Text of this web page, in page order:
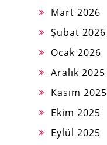
Mart 2026
Şubat 2026
Ocak 2026
Aralık 2025
Kasım 2025
Ekim 2025
Eylül 2025